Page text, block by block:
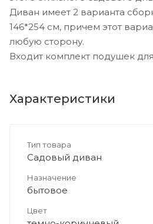
Диван имеет 2 варианта
146*254 см, причем этот
любую сторону.
Входит комплект подушек
Характеристики
Тип товара
Садовый диван
Назначение
бытовое
Цвет